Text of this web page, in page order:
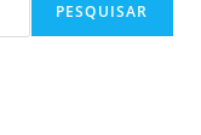
PESQUISAR